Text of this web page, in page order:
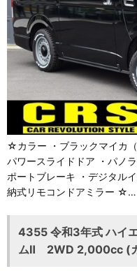
☆カラー ・ブラックマイカ
パワースライドドア ・パノ
ポートブレーキ ・デジタル
納式リモコンドアミラー ☆…
4355 令和3年式 ハイ
ムⅡ 2WD 2,000cc (